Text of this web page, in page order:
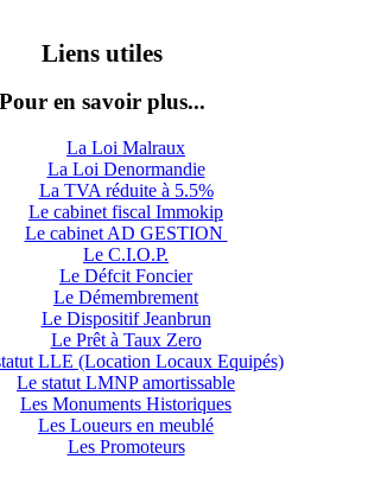
Liens utiles
Pour en savoir plus...
La Loi Malraux
La Loi Denormandie
La TVA réduite à 5.5%
Le cabinet fiscal Immokip
Le cabinet AD GESTION
Le C.I.O.P.
Le Défcit Foncier
Le Démembrement
Le Dispositif Jeanbrun
Le Prêt à Taux Zero
LLE (Location Locaux Equipés)
Le statut LMNP amortissable
Les Monuments Historiques
Les Loueurs en meublé
Les Promoteurs